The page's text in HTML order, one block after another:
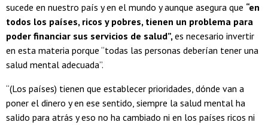
sucede en nuestro país y en el mundo y aunque asegura que “en
todos los países, ricos y pobres, tienen un problema para
poder financiar sus servicios de salud”,es necesario invertir
en esta materia porque “todas las personas deberían tener una
salud mental adecuada”.
“(Los países) tienen que establecer prioridades, dónde van a
poner el dinero y en ese sentido, siempre la salud mental ha
salido para atrás y eso no ha cambiado ni en los países ricos ni